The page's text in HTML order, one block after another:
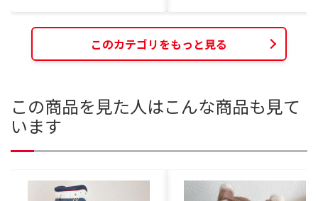
このカテゴリをもっと見る
この商品を見た人はこんな商品も見て
います